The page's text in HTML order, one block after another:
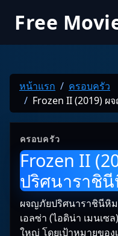
Free
หน้าแรก
ครอบครัว
Frozen II (2019)
ครอบครัว
Frozen II
ปริศนาราชิ
ผจญภัยปริศนาราชินีหิม
เอลซ่า (ไอดิน่า เมนเซ
ใหญ่ โดยเป้าหมายขอ